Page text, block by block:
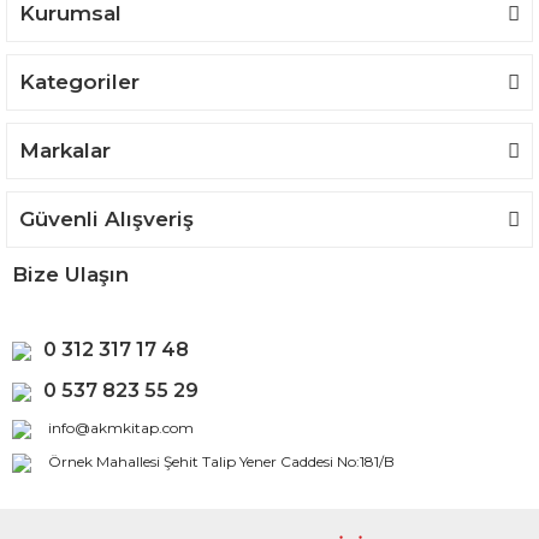
Kurumsal
Kategoriler
Markalar
Güvenli Alışveriş
Bize Ulaşın
0 312 317 17 48
0 537 823 55 29
info@akmkitap.com
Örnek Mahallesi Şehit Talip Yener Caddesi No:181/B